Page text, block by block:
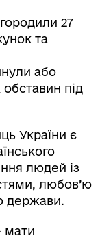
27
та
або
під
України є
людей із
любов’ю
держави.
мати